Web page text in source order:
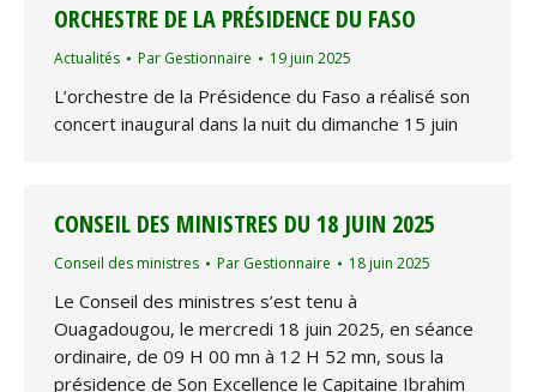
ORCHESTRE DE LA PRÉSIDENCE DU FASO
Actualités Par Gestionnaire 19 juin 2025
L’orchestre de la Présidence du Faso a réalisé son
concert inaugural dans la nuit du dimanche 15 juin
CONSEIL DES MINISTRES DU 18 JUIN 2025
Conseil des ministres Par Gestionnaire 18 juin 2025
Le Conseil des ministres s’est tenu à
Ouagadougou, le mercredi 18 juin 2025, en séance
ordinaire, de 09 H 00 mn à 12 H 52 mn, sous la
présidence de Son Excellence le Capitaine Ibrahim